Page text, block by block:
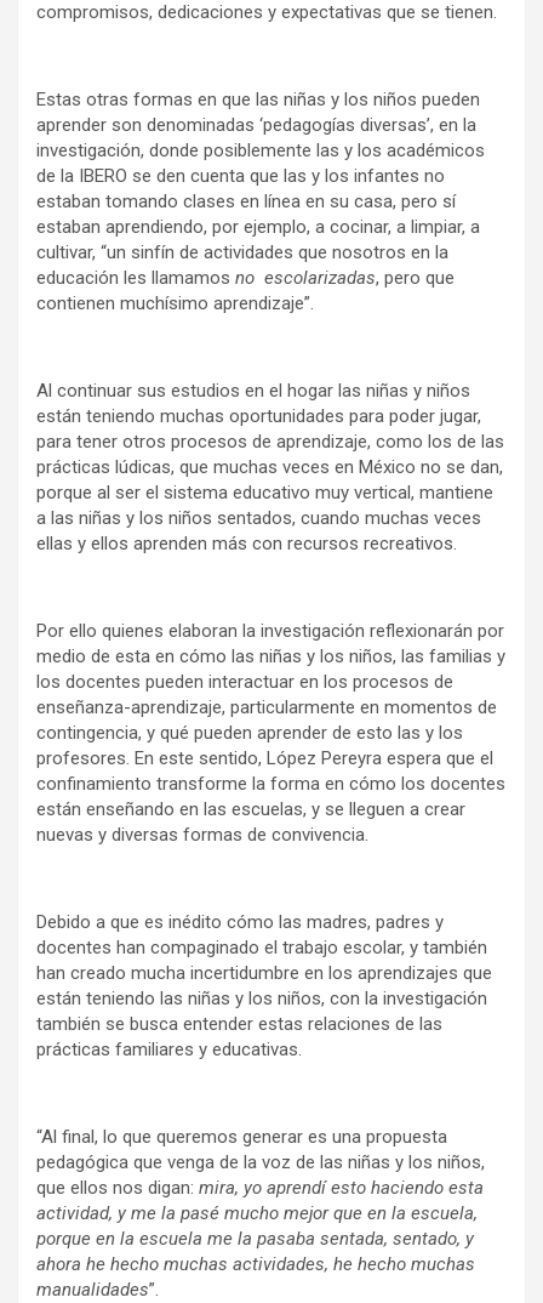
compromisos, dedicaciones y expectativas que se tienen.
Estas otras formas en que las niñas y los niños pueden
aprender son denominadas ‘pedagogías diversas’, en la
investigación, donde posiblemente las y los académicos
de la IBERO se den cuenta que las y los infantes no
estaban tomando clases en línea en su casa, pero sí
estaban aprendiendo, por ejemplo, a cocinar, a limpiar, a
cultivar, “un sinfín de actividades que nosotros en la
educación les llamamos no escolarizadas, pero que
contienen muchísimo aprendizaje”.
Al continuar sus estudios en el hogar las niñas y niños
están teniendo muchas oportunidades para poder jugar,
para tener otros procesos de aprendizaje, como los de las
prácticas lúdicas, que muchas veces en México no se dan,
porque al ser el sistema educativo muy vertical, mantiene
a las niñas y los niños sentados, cuando muchas veces
ellas y ellos aprenden más con recursos recreativos.
Por ello quienes elaboran la investigación reflexionarán por
medio de esta en cómo las niñas y los niños, las familias y
los docentes pueden interactuar en los procesos de
enseñanza-aprendizaje, particularmente en momentos de
contingencia, y qué pueden aprender de esto las y los
profesores. En este sentido, López Pereyra espera que el
confinamiento transforme la forma en cómo los docentes
están enseñando en las escuelas, y se lleguen a crear
nuevas y diversas formas de convivencia.
Debido a que es inédito cómo las madres, padres y
docentes han compaginado el trabajo escolar, y también
han creado mucha incertidumbre en los aprendizajes que
están teniendo las niñas y los niños, con la investigación
también se busca entender estas relaciones de las
prácticas familiares y educativas.
“Al final, lo que queremos generar es una propuesta
pedagógica que venga de la voz de las niñas y los niños,
que ellos nos digan: mira, yo aprendí esto haciendo esta
actividad, y me la pasé mucho mejor que en la escuela,
porque en la escuela me la pasaba sentada, sentado, y
ahora he hecho muchas actividades, he hecho muchas
manualidades”.